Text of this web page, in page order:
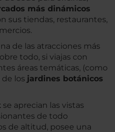
más dinámicos
sus tiendas, restaurantes,
de las atracciones más
todo, si viajas con
áreas temáticas, (como
de los jardines botánicos
se aprecian las vistas
de todo
de altitud, posee una